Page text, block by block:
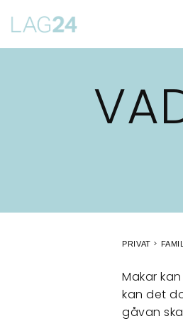
suoraan
PRIVAT
Makar
kan det
gåvan